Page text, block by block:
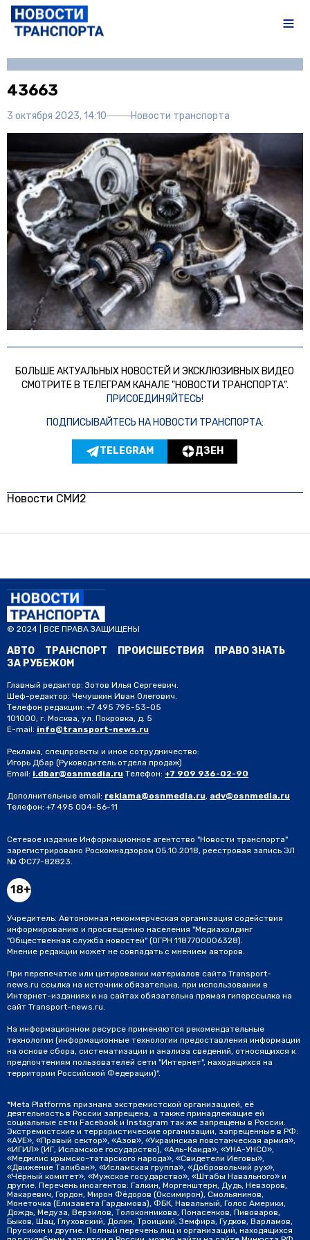
43663
3 октября 2023, 14:10 Новости транспорта
БОЛЬШЕ АКТУАЛЬНЫХ НОВОСТЕЙ И ЭКСКЛЮЗИВНЫХ ВИДЕО
СМОТРИТЕ В ТЕЛЕГРАМ КАНАЛЕ "НОВОСТИ ТРАНСПОРТА".
ПРИСОЕДИНЯЙТЕСЬ!
ПОДПИСЫВАЙТЕСЬ НА НОВОСТИ ТРАНСПОРТА:
TELEGRAM ДЗЕН
Новости СМИ2
© 2024 | ВСЕ ПРАВА ЗАЩИЩЕНЫ
АВТО ТРАНСПОРТ ПРОИСШЕСТВИЯ
ПРАВО ЗНАТЬ
ЗА РУБЕЖОМ
Главный редактор: Зотов Илья Сергеевич.
Шеф-редактор: Чечушкин Иван Олегович.
Телефон редакции: +7 495 795-53-05
101000, г. Москва, ул. Покровка, д. 5
E-mail: info@transport-news.ru
Реклама, спецпроекты и иное сотрудничество:
Игорь Дбар (Руководитель отдела продаж)
Email: i.dbar@osnmedia.ru Телефон: +7 909 936-02-90
Дополнительные email: reklama@osnmedia.ru, adv@osnmedia.ru
Телефон: +7 495 004-56-11
Сетевое издание Информационное агентство "Новости транспорта"
зарегистрировано Роскомнадзором 05.10.2018, реестровая запись ЭЛ
№ ФС77-82823.
18+
Учредитель: Автономная некоммерческая организация содействия
информированию и просвещению населения "Медиахолдинг
"Общественная служба новостей" (ОГРН 1187700006328).
Мнение редакции может не совпадать с мнением авторов.
При перепечатке или цитировании материалов сайта Transport-
news.ru ссылка на источник обязательна, при использовании в
Интернет-изданиях и на сайтах обязательна прямая гиперссылка на
сайт Transport-news.ru.
На информационном ресурсе применяются рекомендательные
технологии (информационные технологии предоставления информации
на основе сбора, систематизации и анализа сведений, относящихся к
предпочтениям пользователей сети "Интернет", находящихся на
территории Российской Федерации)".
*Meta Platforms признана экстремистской организацией, её
деятельность в России запрещена, а также принадлежащие ей
социальные сети Facebook и Instagram так же запрещены в России.
Экстремистские и террористические организации, запрещенные в РФ:
«АУЕ», «Правый сектор», «Азов», «Украинская повстанческая армия»,
«ИГИЛ» (ИГ, Исламское государство), «Аль-Каида», «УНА-УНСО»,
«Меджлис крымско-татарского народа», «Свидетели Иеговы»,
«Движение Талибан», «Исламская группа», «Добровольчий рух»,
«Чёрный комитет», «Мужское государство», «Штабы Навального» и
другие. Перечень иноагентов: Галкин, Моргенштерн, Дудь, Невзоров,
Макаревич, Гордон, Мирон Фёдоров (Оксимирон), Смольянинов,
Монеточка (Елизавета Гардымова), ФБК, Навальный, Голос Америки,
Дождь, Медуза, Верзилов, Толоконникова, Понасенков, Пивоваров,
Быков, Шац, Глуховский, Долин, Троицкий, Земфира, Гудков, Варламов,
Прусикин и другие. Полный перечень лиц и организаций, находящихся